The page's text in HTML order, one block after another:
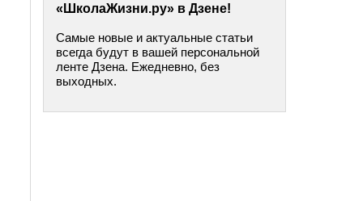
«ШколаЖизни.ру» в Дзене!
Самые новые и актуальные статьи
всегда будут в вашей персональной
ленте Дзена. Ежедневно, без
выходных.